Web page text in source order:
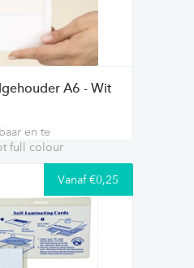
A6 - Wit
en te
full colour
Vanaf €0,25